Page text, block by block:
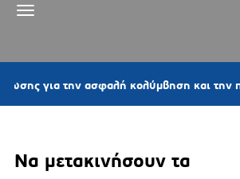
για την ασφαλή κολύμβηση και την
Να μετακινήσουν τα